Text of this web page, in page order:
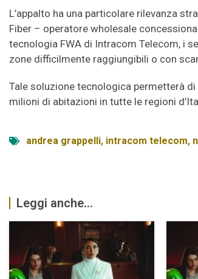
L’appalto ha una particolare rilevanza
Fiber – operatore wholesale
tecnologia FWA di Intracom Telecom, i
zone difficilmente raggiungibili o con
Tale soluzione tecnologica permetterà
milioni di abitazioni in tutte le regioni
andrea grappelli, intracom telecom,
Leggi anche...